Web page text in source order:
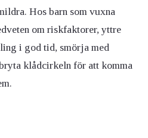
Hos barn som vuxna
om riskfaktorer, yttre
i god tid, smörja med
klådcirkeln för att komma